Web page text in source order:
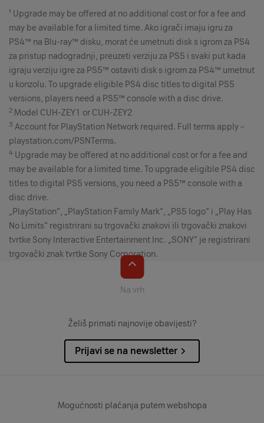
¹ Upgrade may be offered at no additional cost or for a fee and
may be available for a limited time. Ako igrači imaju igru za
PS4™ na Blu-ray™ disku, morat će umetnuti disk s igrom za PS4
za pristup nadogradnji, preuzeti verziju za PS5 i svaki put kada
igraju verziju igre za PS5™ ostaviti disk s igrom za PS4™ umetnut
u konzolu. To upgrade eligible PS4 disc titles to digital PS5
versions, players need a PS5™ console with a disc drive.
2 Model CUH-ZEY1 or CUH-ZEY2
3 Account for PlayStation Network required. Full terms apply –
playstation.com/PSNTerms.
4 Upgrade may be offered at no additional cost or for a fee and
may be available for a limited time. To upgrade eligible PS4 disc
titles to digital PS5 versions, you need a PS5™ console with a
disc drive.
„PlayStation“, „PlayStation Family Mark“, „PS5 logo“ i „Play Has
No Limits“ registrirani su trgovački znakovi ili trgovački znakovi
tvrtke Sony Interactive Entertainment Inc. „SONY“ je registrirani
trgovački znak tvrtke Sony Corporation.
Na vrh
Želiš primati najnovije obavijesti?
Prijavi se na newsletter
Mogućnosti plaćanja putem webshopa